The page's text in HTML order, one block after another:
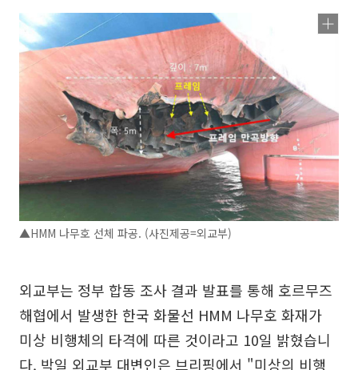
▲HMM 나무호 선체 파공. (사진제공=외교부)
외교부는 정부 합동 조사 결과 발표를 통해 호르무즈
해협에서 발생한 한국 화물선 HMM 나무호 화재가
미상 비행체의 타격에 따른 것이라고 10일 밝혔습니
다. 박일 외교부 대변인은 브리핑에서 "미상의 비행